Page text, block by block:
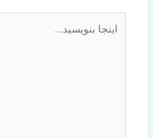
بنویسید…